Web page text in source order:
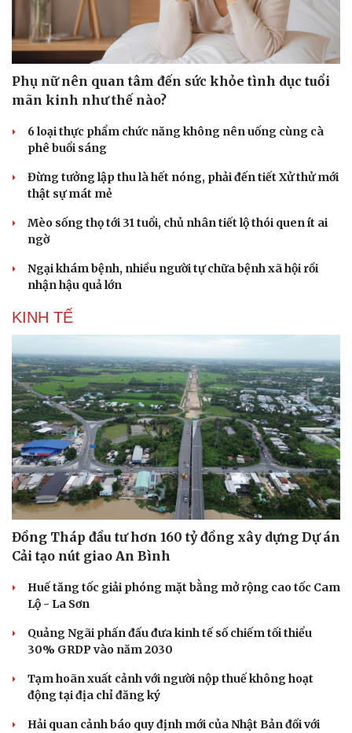
Doanh nghiệp
Thông tin doanh nghiệp
Doanh nghiệp 24h
Doanh nhân
Công nghệ
Sành điệu
Tin Công nghệ
Phụ nữ nên quan tâm đến sức khỏe tình dục tuổi
mãn kinh như thế nào?
6 loại thực phẩm chức năng không nên uống cùng cà
phê buổi sáng
Đừng tưởng lập thu là hết nóng, phải đến tiết Xử thử mới
thật sự mát mẻ
Mèo sống thọ tới 31 tuổi, chủ nhân tiết lộ thói quen ít ai
ngờ
Ngại khám bệnh, nhiều người tự chữa bệnh xã hội rồi
nhận hậu quả lớn
KINH TẾ
Đồng Tháp đầu tư hơn 160 tỷ đồng xây dựng Dự án
Cải tạo nút giao An Bình
Huế tăng tốc giải phóng mặt bằng mở rộng cao tốc Cam
Lộ - La Sơn
Quảng Ngãi phấn đấu đưa kinh tế số chiếm tối thiểu
30% GRDP vào năm 2030
Tạm hoãn xuất cảnh với người nộp thuế không hoạt
động tại địa chỉ đăng ký
Hải quan cảnh báo quy định mới của Nhật Bản đối với